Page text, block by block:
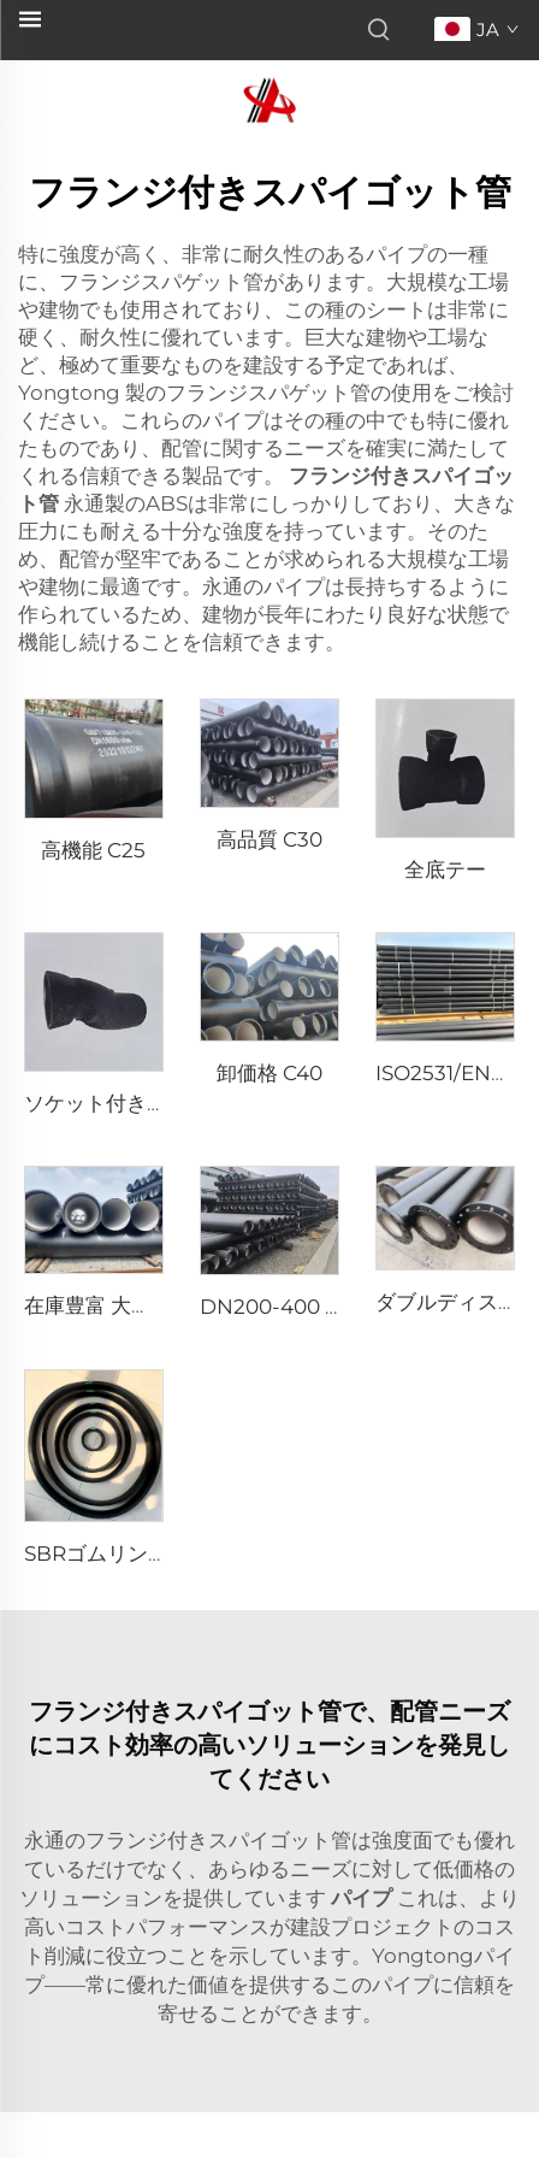
JA
フランジ付きスパイゴット管
特に強度が高く、非常に耐久性のあるパイプの一種
に、フランジスパゲット管があります。大規模な工場
や建物でも使用されており、この種のシートは非常に
硬く、耐久性に優れています。巨大な建物や工場な
ど、極めて重要なものを建設する予定であれば、
Yongtong 製のフランジスパゲット管の使用をご検討
ください。これらのパイプはその種の中でも特に優れ
たものであり、配管に関するニーズを確実に満たして
くれる信頼できる製品です。 フランジ付きスパイゴッ
ト管 永通製のABSは非常にしっかりしており、大きな
圧力にも耐える十分な強度を持っています。そのた
め、配管が堅牢であることが求められる大規模な工場
や建物に最適です。永通のパイプは長持ちするように
作られているため、建物が長年にわたり良好な状態で
機能し続けることを信頼できます。
高機能 C25
高品質 C30
全底テー
ソケット付きT字管
卸価格 C40 ISO2531/EN545 K9
在庫豊富 大口径 K8 DN200-400 T型 K7 ダブルディスクフランジ
SBRゴムリング
フランジ付きスパイゴット管で、配管ニーズ
にコスト効率の高いソリューションを発見し
てください
永通のフランジ付きスパイゴット管は強度面でも優れ
ているだけでなく、あらゆるニーズに対して低価格の
ソリューションを提供しています パイプ これは、より
高いコストパフォーマンスが建設プロジェクトのコス
ト削減に役立つことを示しています。Yongtongパイ
プ——常に優れた価値を提供するこのパイプに信頼を
寄せることができます。